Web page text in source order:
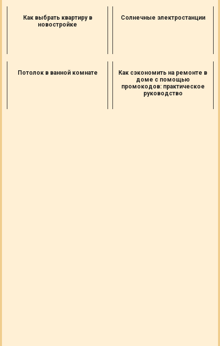
Как выбрать квартиру в
новостройке
Солнечные электростанции
Потолок в ванной комнате
Как сэкономить на ремонте в
доме с помощью
промокодов: практическое
руководство